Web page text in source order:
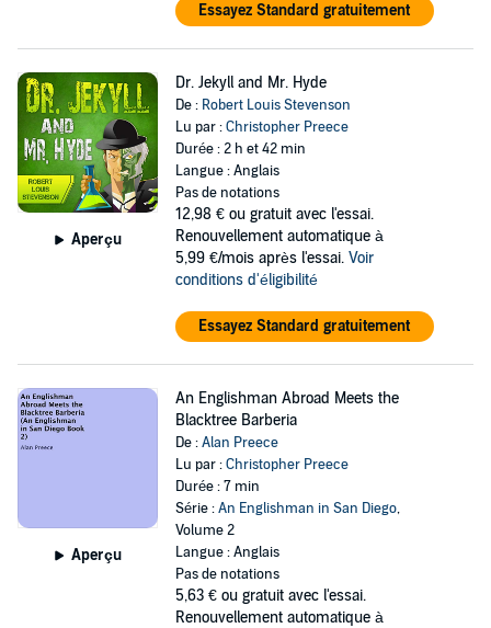
Essayez Standard gratuitement
Aperçu
Dr. Jekyll and Mr. Hyde
De : Robert Louis Stevenson
Lu par :Christopher Preece
Durée : 2 h et 42 min
Langue : Anglais
Pas de notations
12,98 € ou gratuit avec l'essai.
Renouvellement automatique à
5,99 €/mois après l'essai. Voir
conditions d'éligibilité
Essayez Standard gratuitement
Aperçu
An Englishman Abroad Meets the
Blacktree Barberia
De :Alan Preece
Lu par :Christopher Preece
Durée : 7 min
Série :An Englishman in San Diego,
Volume 2
Langue : Anglais
Pas de notations
5,63 € ou gratuit avec l'essai.
Renouvellement automatique à